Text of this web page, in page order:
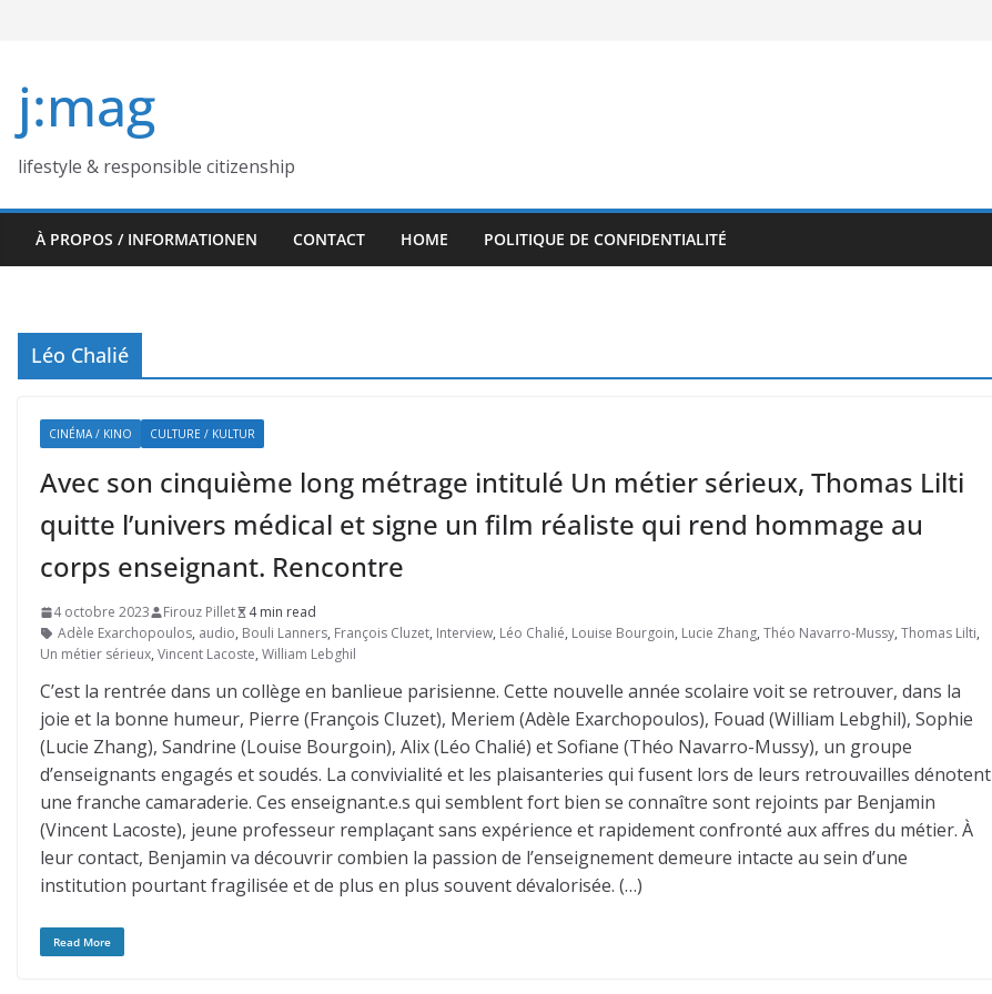
j:mag
lifestyle & responsible citizenship
À PROPOS / INFORMATIONEN CONTACT HOME POLITIQUE DE CONFIDENTIALITÉ
Léo Chalié
CINÉMA / KINO CULTURE / KULTUR
Avec son cinquième long métrage intitulé Un métier sérieux, Thomas Lilti
quitte l’univers médical et signe un film réaliste qui rend hommage au
corps enseignant. Rencontre
4 octobre 2023 Firouz Pillet
4 min read
Adèle Exarchopoulos, audio, Bouli Lanners, François Cluzet, Interview, Léo Chalié, Louise Bourgoin, Lucie Zhang, Théo Navarro-Mussy, Thomas Lilti,
Un métier sérieux, Vincent Lacoste, William Lebghil
C’est la rentrée dans un collège en banlieue parisienne. Cette nouvelle année scolaire voit se retrouver, dans la
joie et la bonne humeur, Pierre (François Cluzet), Meriem (Adèle Exarchopoulos), Fouad (William Lebghil), Sophie
(Lucie Zhang), Sandrine (Louise Bourgoin), Alix (Léo Chalié) et Sofiane (Théo Navarro-Mussy), un groupe
d’enseignants engagés et soudés. La convivialité et les plaisanteries qui fusent lors de leurs retrouvailles dénotent
une franche camaraderie. Ces enseignant.e.s qui semblent fort bien se connaître sont rejoints par Benjamin
(Vincent Lacoste), jeune professeur remplaçant sans expérience et rapidement confronté aux affres du métier. À
leur contact, Benjamin va découvrir combien la passion de l’enseignement demeure intacte au sein d’une
institution pourtant fragilisée et de plus en plus souvent dévalorisée. (…)
Read More